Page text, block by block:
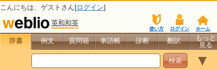
こんにちは、 ゲスト さん[ログイン]
英和和英
ホーム
ログイン
使い方
辞書 例文 質問箱 単語帳 診断 翻訳
もっと
見る
▼